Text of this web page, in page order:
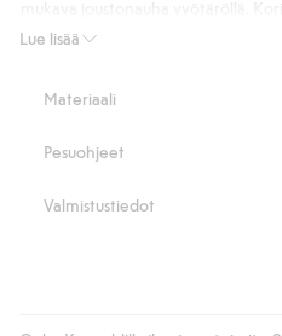
Lue lisää100 % luomupuuvillaa.
Materiaali
Pesuohjeet
Valmistustiedot